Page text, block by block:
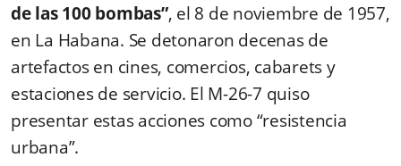
de las 100 bombas”, el 8 de noviembre de 1957,
en La Habana. Se detonaron decenas de
artefactos en cines, comercios, cabarets y
estaciones de servicio. El M-26-7 quiso
presentar estas acciones como “resistencia
urbana”.